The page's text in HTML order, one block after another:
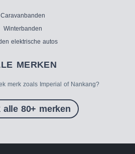
Caravanbanden
Winterbanden
elektrische autos
MERKEN
merk zoals Imperial of Nankang?
alle 80+ merken